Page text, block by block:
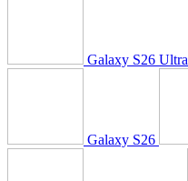
Galaxy S26 Ultra
Galaxy S26